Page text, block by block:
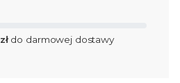
do darmowej dostawy